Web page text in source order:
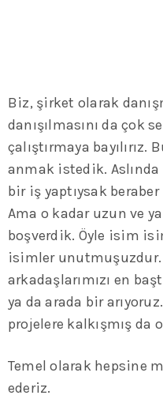
Biz, şirket olarak
danışılmasını da çok
çalıştırmaya
anmak istedik. Aslında
bir iş yaptıysak
Ama o kadar uzun ve
boşverdik. Öyle isim
isimler unutmuşuzdur.
arkadaşlarımızı en
ya da arada bir
projelere kalkışmış da
Temel olarak hepsine
ederiz.